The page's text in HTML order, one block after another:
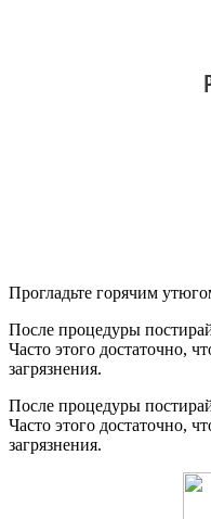
Прогладьте горячим
После процедуры
Часто этого достаточно,
загрязнения.
После процедуры
Часто этого достаточно,
загрязнения.